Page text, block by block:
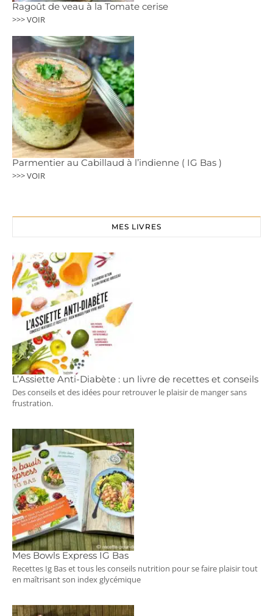
Ragoût de veau à la Tomate cerise
>>> VOIR
Parmentier au Cabillaud à l’indienne ( IG Bas )
>>> VOIR
MES LIVRES
L’Assiette Anti-Diabète : un livre de recettes et conseils
Des conseils et des idées pour retrouver le plaisir de manger sans
frustration.
Mes Bowls Express IG Bas
Recettes Ig Bas et tous les conseils nutrition pour se faire plaisir tout
en maîtrisant son index glycémique